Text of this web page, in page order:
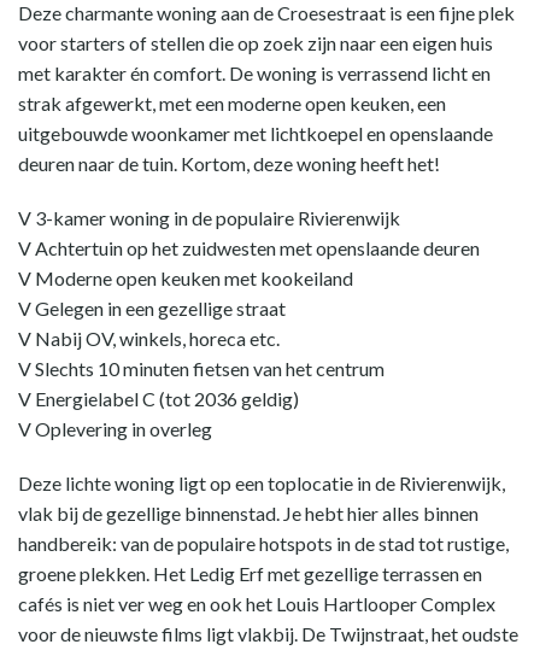
Deze charmante woning aan de Croesestraat is een fijne plek
voor starters of stellen die op zoek zijn naar een eigen huis
met karakter én comfort. De woning is verrassend licht en
strak afgewerkt, met een moderne open keuken, een
uitgebouwde woonkamer met lichtkoepel en openslaande
deuren naar de tuin. Kortom, deze woning heeft het!
V 3-kamer woning in de populaire Rivierenwijk
V Achtertuin op het zuidwesten met openslaande deuren
V Moderne open keuken met kookeiland
V Gelegen in een gezellige straat
V Nabij OV, winkels, horeca etc.
V Slechts 10 minuten fietsen van het centrum
V Energielabel C (tot 2036 geldig)
V Oplevering in overleg
Deze lichte woning ligt op een toplocatie in de Rivierenwijk,
vlak bij de gezellige binnenstad. Je hebt hier alles binnen
handbereik: van de populaire hotspots in de stad tot rustige,
groene plekken. Het Ledig Erf met gezellige terrassen en
cafés is niet ver weg en ook het Louis Hartlooper Complex
voor de nieuwste films ligt vlakbij. De Twijnstraat, het oudste